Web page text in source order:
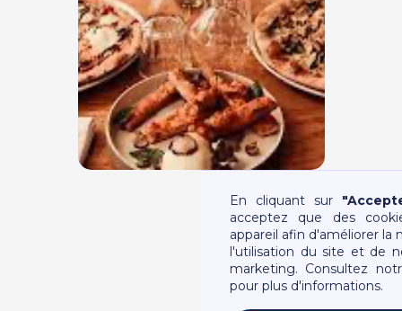
En cliquant sur
acceptez que des
appareil afin d'améliorer la
l'utilisation du site et de
marketing. Consultez
pour plus d'informations.